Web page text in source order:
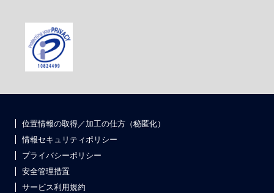
位置情報の取得／加工の仕方（秘匿化）
情報セキュリティポリシー
プライバシーポリシー
安全管理措置
サービス利用規約